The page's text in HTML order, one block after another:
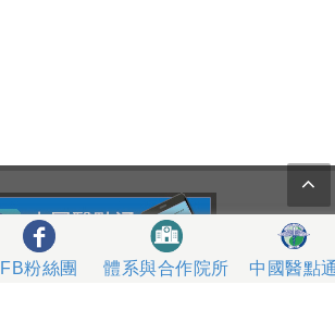
FB粉絲團 體系與合作院所 中國醫點
404327 台中市北區育德路2號